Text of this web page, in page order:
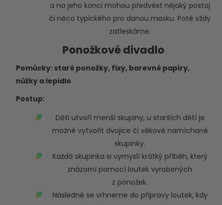
a na jeho konci mohou předvést nějaký postoj
či něco typického pro danou masku. Poté vždy
zatleskáme.
Ponožkové divadlo
Pomůcky: staré ponožky, fixy, barevné papíry,
nůžky a lepidlo
Postup:
Děti utvoří menší skupiny, u starších dětí je
možné vytvořit dvojice či věkově namíchané
skupinky.
Každá skupinka si vymyslí krátký příběh, který
znázorní pomocí loutek vyrobených
z ponožek.
Následně se vrhneme do přípravy loutek, kdy